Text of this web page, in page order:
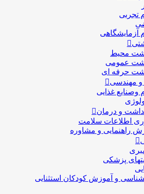
تجربی
آزمایشگاهی
محیط
عمومی
حرفه ای
و مهندسی
وصنایع غذایی
و درمان
اطلاعات سلامت
راهنمایی و مشاوره
پزشکی
و آموزش کودکان استثنایی